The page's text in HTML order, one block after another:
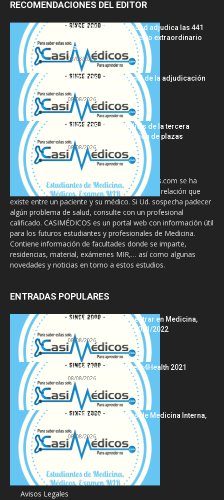
RECOMENDACIONES DEL EDITOR
FSE 2025-2026: Sanidad adjudica las 441
plazas del procedimiento extraordinario
tras...
08/08/2026
MIR 2026: análisis final de la adjudicación
de plazas y claves...
08/08/2026
MIR 2025-2026: análisis de la tercera
semana de adjudicación de plazas
08/08/2026
La información proporcionada en CasiMedicos.com se ha
diseñado para complementar, no substituir, la relación que
existe entre un paciente y su médico. Si Ud. sospecha padecer
algún problema de salud, consulte con un profesional
calificado. CASIMÉDICOS es un portal web con información útil
para los futuros estudiantes y profesionales de Medicina.
Contiene información de facultades donde se imparte,
residencias, material, exámenes MIR,… así como algunas
novedades y noticias en torno a estos estudios.
ENTRADAS POPULARES
Notas de corte para entrar en Medicina,
curso 2022/2023 vs 2021/2022
08/08/2026
Hackathon Innomakers4Health 2021
08/08/2026
HARRISON Principios de Medicina Interna,
08/08/2026
Acerca de
Avisos Legales